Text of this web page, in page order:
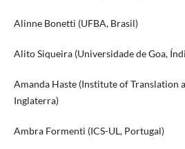
Alinne Bonetti (UFBA, Brasil)
Alito Siqueira (Universidade de Goa,
Amanda Haste (Institute of Translation
Inglaterra)
Ambra Formenti (ICS-UL, Portugal)